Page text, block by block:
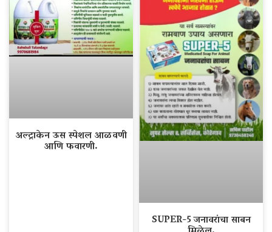
अल्ट्राकेन ऊस स्पेशल आळवणी
आणि फवारणी.
SUPER-5 जनावरांचा साबन